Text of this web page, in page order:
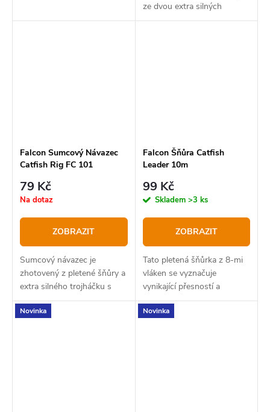
ze dvou extra silných
trojháčků.
Falcon Sumcový Návazec
Catfish Rig FC 101
79 Kč
Na dotaz
ZOBRAZIT
Sumcový návazec je
zhotovený z pletené šňůry a
extra silného trojháčku s
jednoháčkem.
Falcon Šňůra Catfish
Leader 10m
99 Kč
Skladem >3 ks
ZOBRAZIT
Tato pletená šňůrka z 8-mi
vláken se vyznačuje
vynikající přesností a
pevností. Je ideální pro lov
velkých sumců a pro použití
Novinka Novinka